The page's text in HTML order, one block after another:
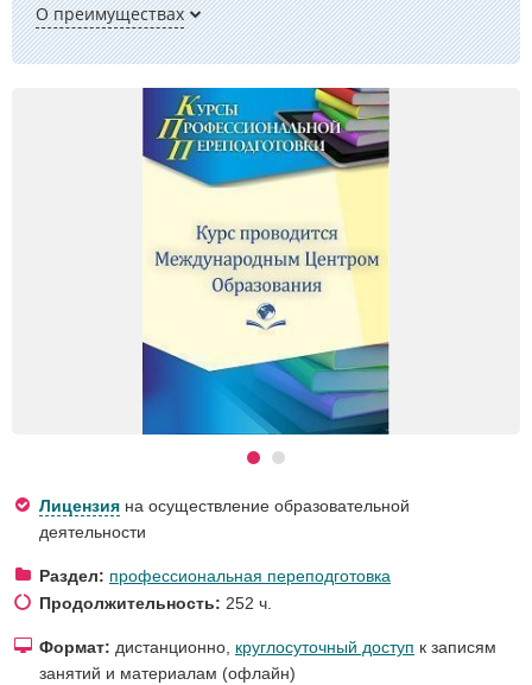
О преимуществах
Лицензия на осуществление образовательной
деятельности
Раздел: профессиональная переподготовка
Продолжительность: 252 ч.
Формат: дистанционно, круглосуточный доступ к записям
занятий и материалам (офлайн)